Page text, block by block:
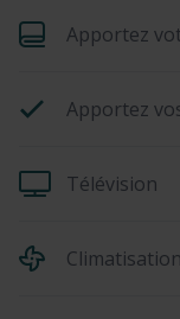
Apportez
Apportez
Télévision
Climatisation